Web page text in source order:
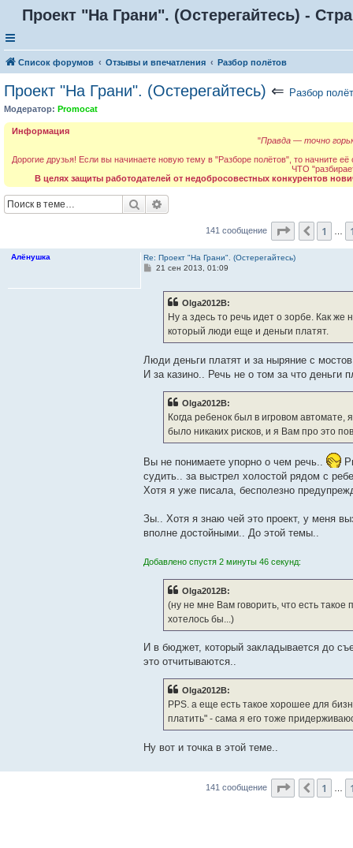
Проект "На Грани". (Остерегайтесь) -
Список форумов Отзывы и впечатления Разбор полётов
Проект "На Грани". (Остерегайтесь) ⇐ Разбор
Модератор: Promocat
Информация
"Правда — точно
Дорогие друзья! Если вы начинаете новую тему в "Разборе полётов", то начните
ЧТО
В целях защиты работодателей от недобросовестных конкурентов
Поиск
141 сообщение Страница
Пред.
1
Алёнушка
Re: Проект "На Грани". (Остерегайтесь)
С21 сен 2013, 01:09
Olga2012B:
Ну а здесь то речь идет о зорбе. Как же
который люди еще и деньги платят.
Люди деньги платят и за ныряние с
И за казино.. Речь не о том за что деньги
Olga2012B:
Когда ребенок был в игровом
было никаких рисков, и я Вам про это
Вы не понимаете упорно о чем речь..
судить.. за выстрел холостой рядом с
Хотя я уже писала, бесполезно
Зы.. Хотя я знаю чей это проект, у меня
вполне достойными.. До этой темы..
Добавлено спустя 2 минуты 46 секунд:
Olga2012B:
(ну не мне Вам говорить, что есть такое
хотелось бы...)
И в бюджет, который закладывается до
это отчитываются..
Olga2012B:
PPS. а еще есть такое хорошее для
платить" - сама я его тоже
Ну вот и точка в этой теме..
141 сообщение Страница
Пред.
1